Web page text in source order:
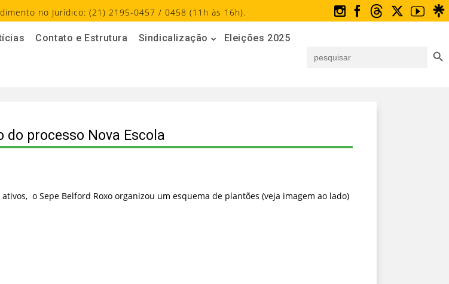
no Jurídico: (21) 2195-0457 / 0458 (11h às 16h).
Contato e Estrutura Sindicalização
Eleições 2025
for:
do processo Nova Escola
o Sepe Belford Roxo organizou um esquema de plantões (veja imagem ao lado)